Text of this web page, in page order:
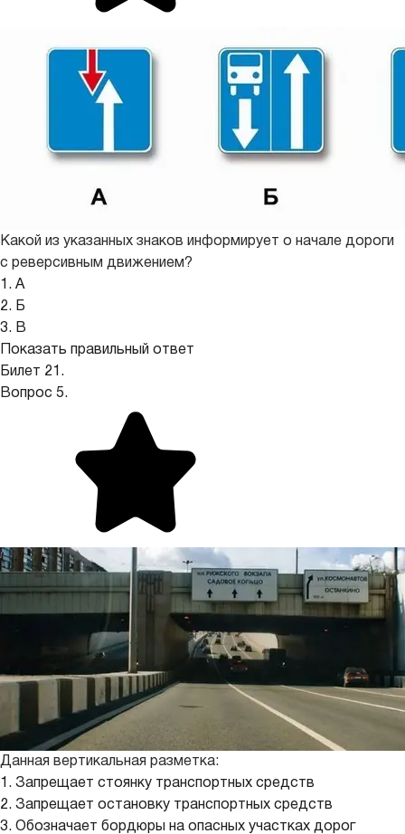
Какой из указанных знаков информирует о начале дороги
с реверсивным движением?
1. А
2. Б
3. В
Показать правильный ответ
Билет 21.
Вопрос 5.
Данная вертикальная разметка:
1. Запрещает стоянку транспортных средств
2. Запрещает остановку транспортных средств
3. Обозначает бордюры на опасных участках дорог